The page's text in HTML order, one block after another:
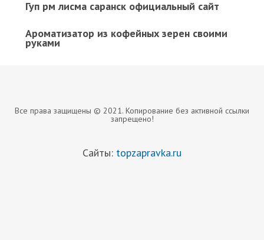
Гуп рм лисма саранск официальный сайт
Ароматизатор из кофейных зерен своими
руками
Все права защищены © 2021. Копирование без активной ссылки
запрещено!
Сайты: topzapravka.ru